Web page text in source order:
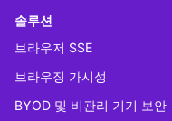
솔루션
브라우저 SSE
브라우징 가시성
BYOD 및 비관리 기기 보안